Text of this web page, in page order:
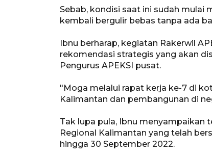
Sebab, kondisi saat ini sudah mulai
kembali bergulir bebas tanpa ada
Ibnu berharap, kegiatan Rakerwil
rekomendasi strategis yang akan
Pengurus APEKSI pusat.
"Moga melalui rapat kerja ke-7 di
Kalimantan dan pembangunan di
Tak lupa pula, Ibnu menyampaikan
Regional Kalimantan yang telah
hingga 30 September 2022.